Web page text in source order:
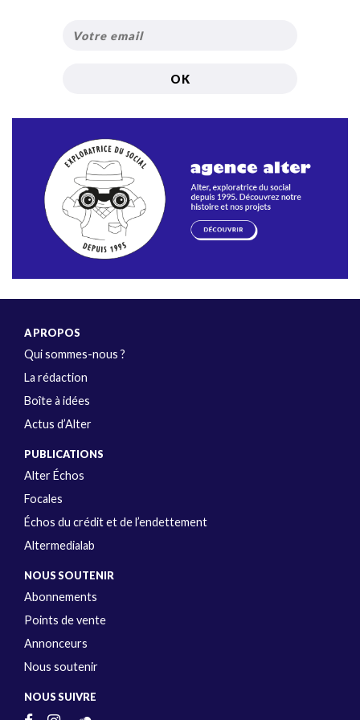
A PROPOS
Qui sommes-nous ?
La rédaction
Boîte à idées
Actus d’Alter
PUBLICATIONS
Alter Échos
Focales
Échos du crédit et de l’endettement
Altermedialab
NOUS SOUTENIR
Abonnements
Points de vente
Annonceurs
Nous soutenir
NOUS SUIVRE